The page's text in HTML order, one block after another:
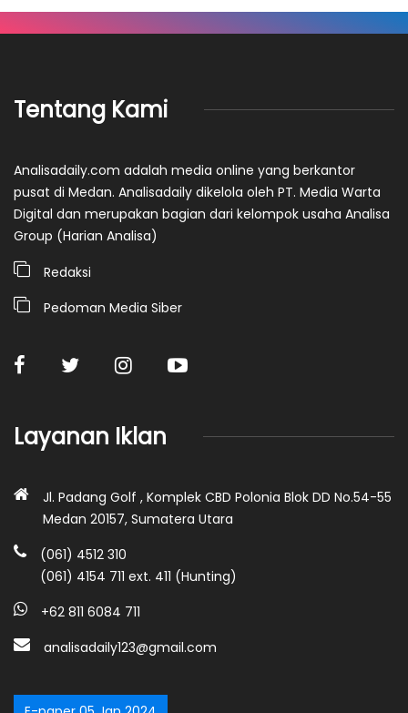
Tentang Kami
Analisadaily.com adalah media online yang berkantor
pusat di Medan. Analisadaily dikelola oleh PT. Media Warta
Digital dan merupakan bagian dari kelompok usaha Analisa
Group (Harian Analisa)
Redaksi
Pedoman Media Siber
Layanan Iklan
Jl. Padang Golf , Komplek CBD Polonia Blok DD No.54-55
Medan 20157, Sumatera Utara
(061) 4512 310
(061) 4154 711 ext. 411 (Hunting)
+62 811 6084 711
analisadaily123@gmail.com